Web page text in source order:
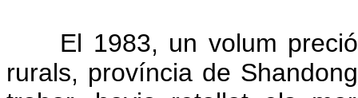
El 1983, un volum
rurals, província de